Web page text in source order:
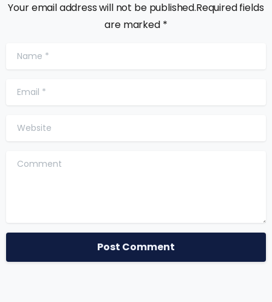
Your email address will not be published.Required fields
are marked *
Name*
Email*
Website
Comment